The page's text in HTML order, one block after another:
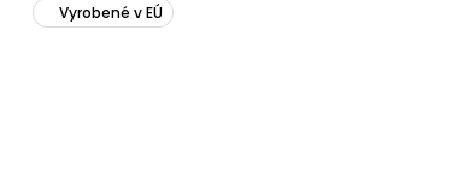
Vyrobené v EÚ